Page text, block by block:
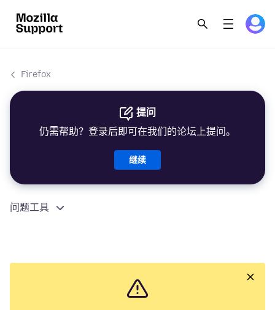
Firefox
提问
仍需帮助？登录后即可在我们的论坛上提问。
继续
问题工具